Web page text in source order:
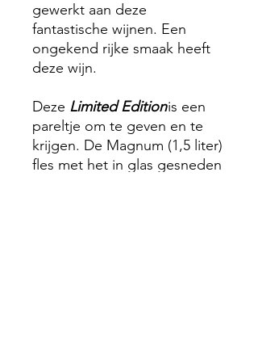
gewerkt aan deze
fantastische wijnen. Een
ongekend rijke smaak heeft
deze wijn.
Deze Limited Editionis een
pareltje om te geven en te
krijgen. De Magnum (1,5 liter)
fles met het in glas gesneden